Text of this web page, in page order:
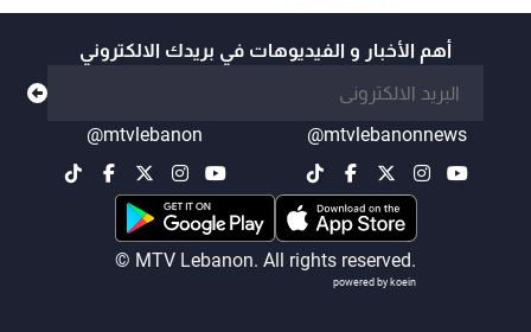
أهم الأخبار و الفيديوهات في بريدك الالكتروني
@mtvlebanonnews
@mtvlebanon
© MTV Lebanon. All rights reserved.
powered by koein